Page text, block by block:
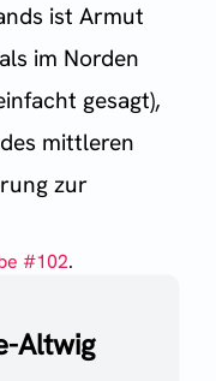
ist Armut
im Norden
gesagt),
mittleren
zur
#102.
Altwig